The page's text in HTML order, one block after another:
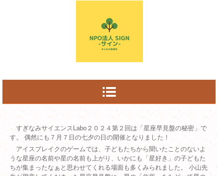
すぎなみサイエンスLabo２０２４第２回は「星座早見盤の秘密」で
す。 偶然にも７月７日の七夕の日の開催となりました！
アイスブレイクのゲームでは、子どもたちから聞いたことのないよ
うな星座の名前や星の名前も上がり、いかにも「星好き」の子どもた
ちが集まったなぁと思わせてくれる場面も多くみられました。 小山先